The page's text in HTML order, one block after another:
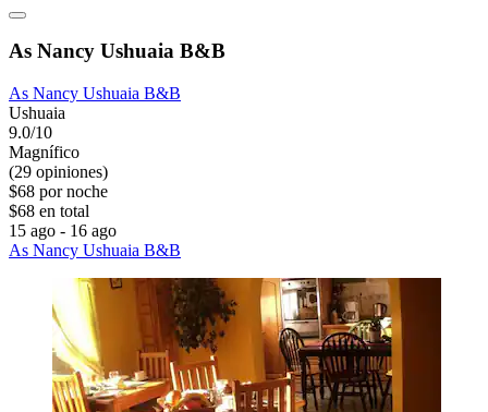
As Nancy Ushuaia B&B
As Nancy Ushuaia B&B
Ushuaia
9.0/10
Magnífico
(29 opiniones)
$68 por noche
$68 en total
15 ago - 16 ago
As Nancy Ushuaia B&B